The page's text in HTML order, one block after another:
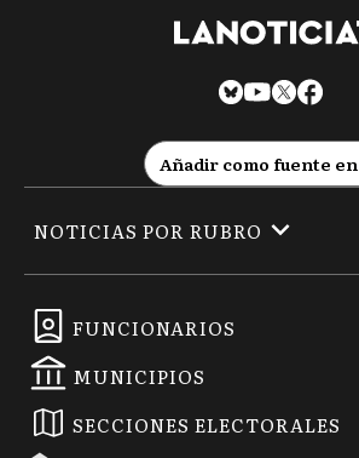
Añadir como fuente en
FUNCIONARIOS
MUNICIPIOS
SECCIONES ELECTORALES
NOTICIAS POR RUBRO